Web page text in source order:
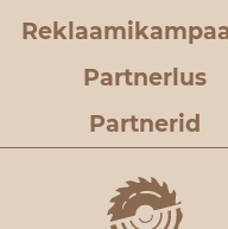
Partnerlus
Partnerid